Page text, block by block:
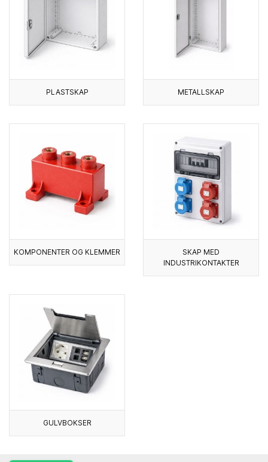
PLASTSKAP METALLSKAP
KOMPONENTER OG KLEMMER
SKAP MED
INDUSTRIKONTAKTER
GULVBOKSER